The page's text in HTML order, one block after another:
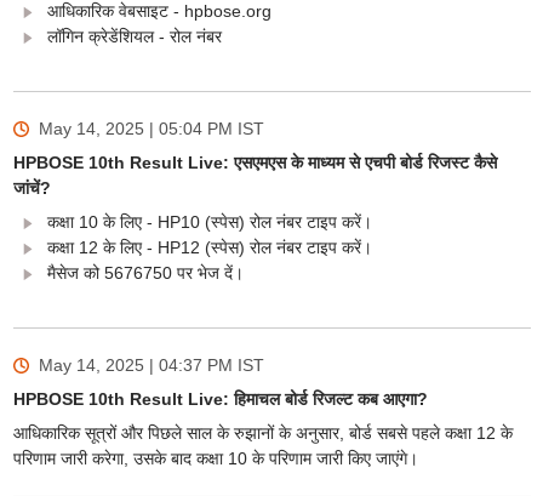
आधिकारिक वेबसाइट - hpbose.org
लॉगिन क्रेडेंशियल - रोल नंबर
May 14, 2025 | 05:04 PM IST
HPBOSE 10th Result Live: एसएमएस के माध्यम से एचपी बोर्ड रिजस्ट कैसे
जांचें?
कक्षा 10 के लिए - HP10 (स्पेस) रोल नंबर टाइप करें।
कक्षा 12 के लिए - HP12 (स्पेस) रोल नंबर टाइप करें।
मैसेज को 5676750 पर भेज दें।
May 14, 2025 | 04:37 PM IST
HPBOSE 10th Result Live: हिमाचल बोर्ड रिजल्ट कब आएगा?
आधिकारिक सूत्रों और पिछले साल के रुझानों के अनुसार, बोर्ड सबसे पहले कक्षा 12 के
परिणाम जारी करेगा, उसके बाद कक्षा 10 के परिणाम जारी किए जाएंगे।